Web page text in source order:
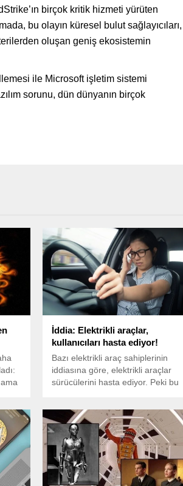
birçok kritik hizmeti yürüten
bu olayın küresel bulut sağlayıcıları,
oluşan geniş ekosistemin
ile Microsoft işletim sistemi
sorunu, dün dünyanın birçok
İddia: Elektrikli araçlar,
kullanıcıları hasta ediyor!
Bazı elektrikli araç sahiplerinin
iddiasına göre, elektrikli araçlar
sürücülerini hasta ediyor. Peki bu